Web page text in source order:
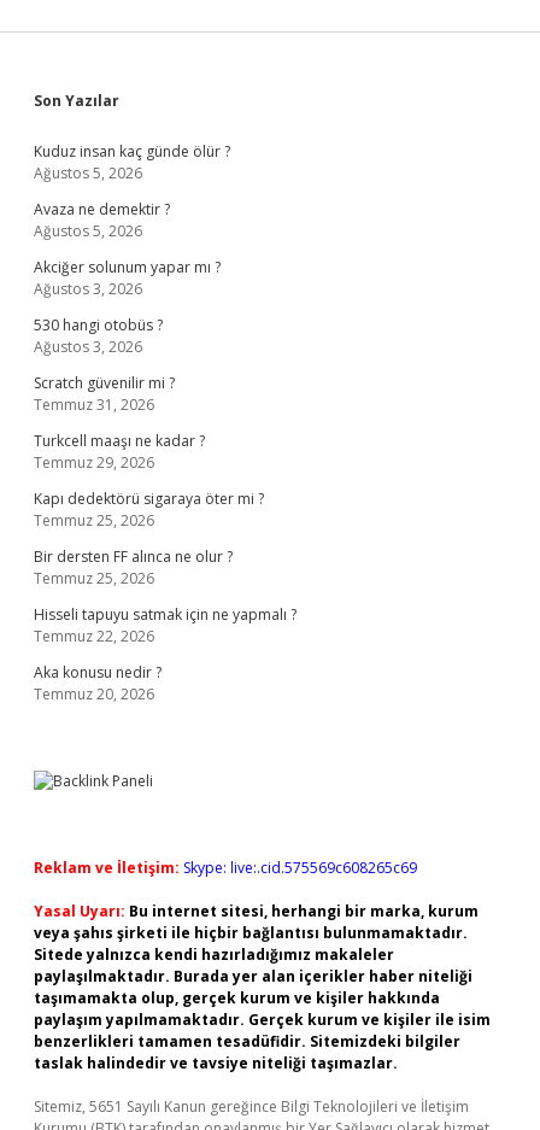
Sidebar
Son Yazılar
Kuduz insan kaç günde ölür ?
Ağustos 5, 2026
Avaza ne demektir ?
Ağustos 5, 2026
Akciğer solunum yapar mı ?
Ağustos 3, 2026
530 hangi otobüs ?
Ağustos 3, 2026
Scratch güvenilir mi ?
Temmuz 31, 2026
Turkcell maaşı ne kadar ?
Temmuz 29, 2026
Kapı dedektörü sigaraya öter mi ?
Temmuz 25, 2026
Bir dersten FF alınca ne olur ?
Temmuz 25, 2026
Hisseli tapuyu satmak için ne yapmalı ?
Temmuz 22, 2026
Aka konusu nedir ?
Temmuz 20, 2026
Reklam ve İletişim: Skype: live:.cid.575569c608265c69
Yasal Uyarı: Bu internet sitesi, herhangi bir marka, kurum
veya şahıs şirketi ile hiçbir bağlantısı bulunmamaktadır.
Sitede yalnızca kendi hazırladığımız makaleler
paylaşılmaktadır. Burada yer alan içerikler haber niteliği
taşımamakta olup, gerçek kurum ve kişiler hakkında
paylaşım yapılmamaktadır. Gerçek kurum ve kişiler ile isim
benzerlikleri tamamen tesadüfidir. Sitemizdeki bilgiler
taslak halindedir ve tavsiye niteliği taşımazlar.
Sitemiz, 5651 Sayılı Kanun gereğince Bilgi Teknolojileri ve İletişim